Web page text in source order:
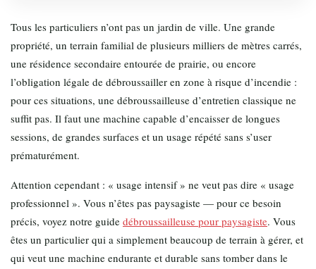
Tous les particuliers n’ont pas un jardin de ville. Une grande
propriété, un terrain familial de plusieurs milliers de mètres carrés,
une résidence secondaire entourée de prairie, ou encore
l’obligation légale de débroussailler en zone à risque d’incendie :
pour ces situations, une débroussailleuse d’entretien classique ne
suffit pas. Il faut une machine capable d’encaisser de longues
sessions, de grandes surfaces et un usage répété sans s’user
prématurément.
Attention cependant : « usage intensif » ne veut pas dire « usage
professionnel ». Vous n’êtes pas paysagiste — pour ce besoin
précis, voyez notre guide débroussailleuse pour paysagiste. Vous
êtes un particulier qui a simplement beaucoup de terrain à gérer, et
qui veut une machine endurante et durable sans tomber dans le